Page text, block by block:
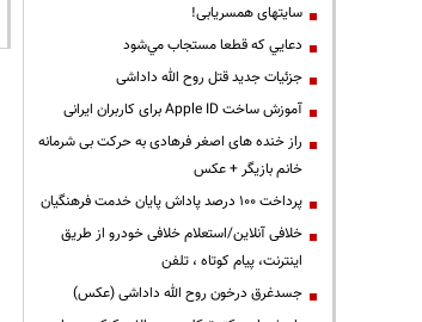
سایتهای همسریابی!
دعايي كه قطعا مستجاب مي‌شود
جزئیات جدید قتل روح الله داداشی
آموزش ساخت Apple ID برای کاربران ایرانی
راز خنده های اصغر فرهادی به حرکت بی شرمانه
خانم بازیگر + عکس
پرداخت ۱۰۰ درصد پاداش پایان خدمت فرهنگیان
خلافی آنلاین/استعلام خلافی خودرو از طریق
اینترنت، پیام کوتاه ، تلفن
جسدغرق درخون روح الله داداشی (عکس)